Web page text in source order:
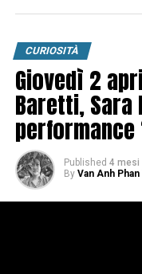
CURIOSITÀ
Giovedì 2
Baretti,
performance
Published 4 mesi
By Van Anh Phan